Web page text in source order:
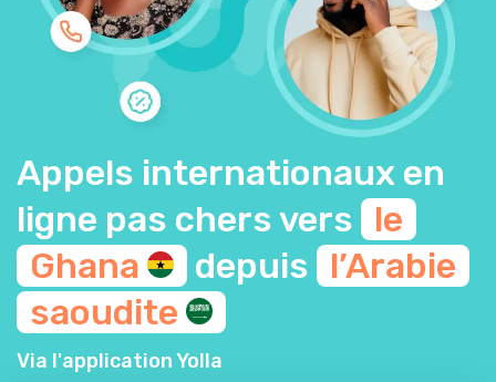
Appels internationaux en
ligne pas chers vers le
Ghana
depuis l’Arabie
saoudite
Via l'application Yolla